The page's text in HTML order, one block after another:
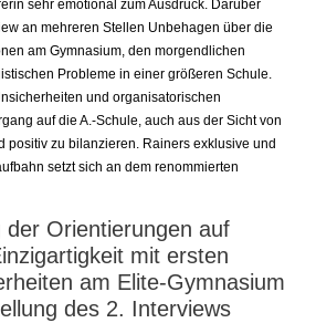
sehr emotional zum Ausdruck. Darüber
an mehreren Stellen Unbehagen über die
am Gymnasium, den morgendlichen
Probleme in einer größeren Schule.
und organisatorischen
auf die A.-Schule, auch aus der Sicht von
positiv zu bilanzieren. Rainers exklusive und
setzt sich an dem renommierten
der Orientierungen auf
mit ersten
am Elite-Gymnasium
des 2. Interviews